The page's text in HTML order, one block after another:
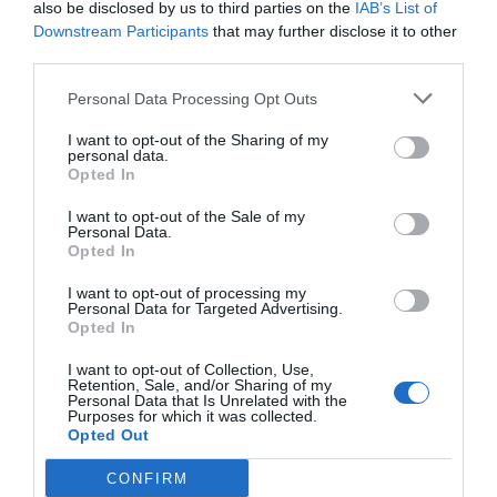
also be disclosed by us to third parties on the IAB’s List of
Downstream Participants that may further disclose it to other
Personal Data Processing Opt Outs
I want to opt-out of the Sharing of my
personal data.
Opted In
I want to opt-out of the Sale of my
Personal Data.
Opted In
I want to opt-out of processing my
Personal Data for Targeted Advertising.
Opted In
I want to opt-out of Collection, Use,
Retention, Sale, and/or Sharing of my
Personal Data that Is Unrelated with the
Purposes for which it was collected.
Opted Out
CONFIRM
Ximo, és l’arrematador, també cull el vidre per a les
parts menudes: anses, becs. Obri i tanca el motle.
Carreja l’arca, porta les peces a la mufla. Espinya el
explicacions.
Tots ells estan coordinats per Victorio. Victorio
Cebrián és l’encarregat d’aquesta plaça. L’
alma mater.
seua tasca. Ell mana, dirigeix i coordina a tot lo món.
Fins i tot quan s’ha d’esmorzar.